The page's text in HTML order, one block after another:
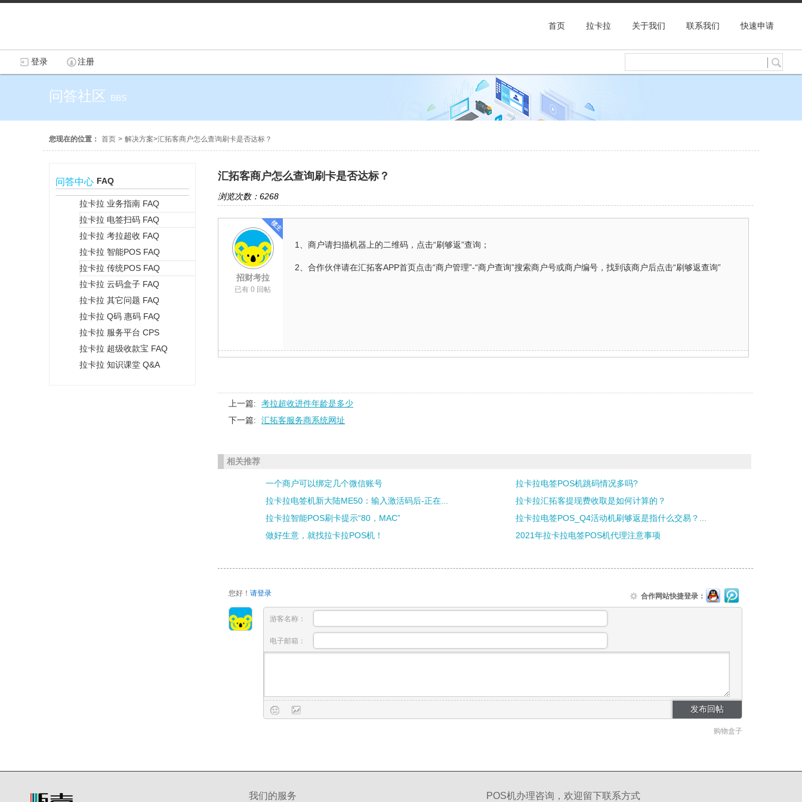
首页 拉卡拉 关于我们 联系我们 快速申请
登录 注册
问答社区 BBS
您现在的位置： 首页 > 解决方案>汇拓客商户怎么查询刷卡是否达标？
问答中心 FAQ
拉卡拉 业务指南 FAQ
拉卡拉 电签扫码 FAQ
拉卡拉 考拉超收 FAQ
拉卡拉 智能POS FAQ
拉卡拉 传统POS FAQ
拉卡拉 云码盒子 FAQ
拉卡拉 其它问题 FAQ
拉卡拉 Q码 惠码 FAQ
拉卡拉 服务平台 CPS
拉卡拉 超级收款宝 FAQ
拉卡拉 知识课堂 Q&A
汇拓客商户怎么查询刷卡是否达标？
浏览次数：6268
招财考拉
已有 0 回帖
1、商户请扫描机器上的二维码，点击“刷够返”查询；
2、合作伙伴请在汇拓客APP首页点击“商户管理”-“商户查询”搜索商户号或商户编号，找到该商户后点击“刷够返查询”
上一篇:
考拉超收进件年龄是多少
下一篇:
汇拓客服务商系统网址
相关推荐
一个商户可以绑定几个微信账号
拉卡拉电签POS机跳码情况多吗?
拉卡拉电签机新大陆ME50：输入激活码后-正在...
拉卡拉汇拓客提现费收取是如何计算的？
拉卡拉智能POS刷卡提示“80，MAC”
拉卡拉电签POS_Q4活动机刷够返是指什么交易？...
做好生意，就找拉卡拉POS机！
2021年拉卡拉电签POS机代理注意事项
您好！请登录 合作网站快捷登录：
游客名称：
电子邮箱：
购物盒子
我们的服务 POS机办理咨询，欢迎留下联系方式